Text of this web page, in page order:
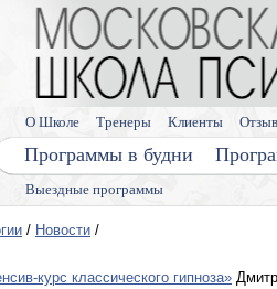
Выездные программы
Программы в будни
О Школе Тренеры Клиенты
/ Новости /
курс классического гипноза»